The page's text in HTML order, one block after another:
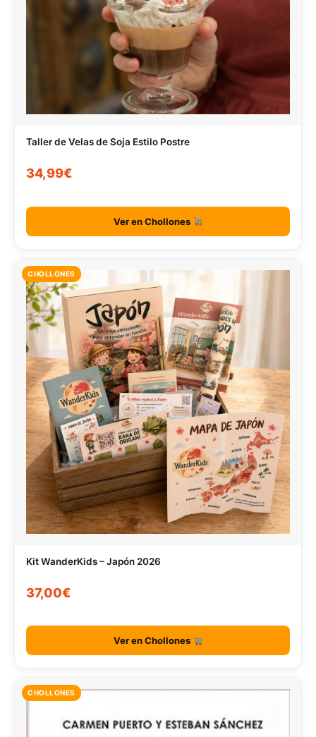
Taller de Velas de Soja Estilo Postre
34,99€
Ver en Chollones
CHOLLONES
Kit WanderKids – Japón 2026
37,00€
Ver en Chollones
CHOLLONES